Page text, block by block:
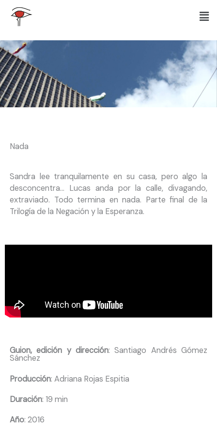
contenido
Nada
Sandra lee tranquilamente en su casa, pero algo la
desconcentra… Lucas anda por la calle, divagando,
extraviado. Todo termina en nada. Parte final de la
Trilogía de la Negación y la Esperanza.
Guion, edición y dirección: Santiago Andrés Gómez
Sánchez
Producción: Adriana Rojas Espitia
Duración: 19 min
Año: 2016